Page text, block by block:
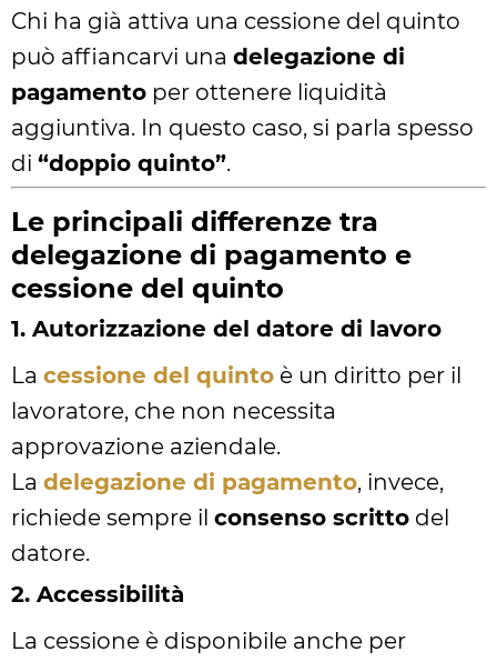
Chi ha già attiva una cessione del quinto
può affiancarvi una delegazione di
pagamento per ottenere liquidità
aggiuntiva. In questo caso, si parla spesso
di “doppio quinto”.
Le principali differenze tra
delegazione di pagamento e
cessione del quinto
1. Autorizzazione del datore di lavoro
La cessione del quinto è un diritto per il
lavoratore, che non necessita
approvazione aziendale.
La delegazione di pagamento, invece,
richiede sempre il consenso scritto del
datore.
2. Accessibilità
La cessione è disponibile anche per